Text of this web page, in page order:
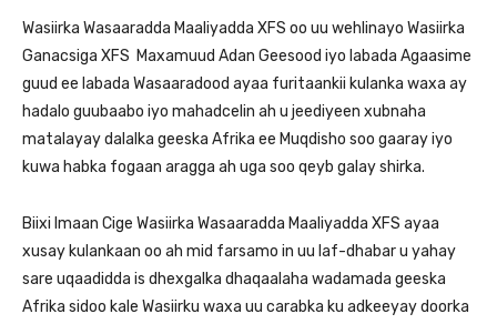
Wasiirka Wasaaradda Maaliyadda XFS oo uu wehlinayo Wasiirka
Ganacsiga XFS Maxamuud Adan Geesood iyo labada Agaasime
guud ee labada Wasaaradood ayaa furitaankii kulanka waxa ay
hadalo guubaabo iyo mahadcelin ah u jeediyeen xubnaha
matalayay dalalka geeska Afrika ee Muqdisho soo gaaray iyo
kuwa habka fogaan aragga ah uga soo qeyb galay shirka.
Biixi Imaan Cige Wasiirka Wasaaradda Maaliyadda XFS ayaa
xusay kulankaan oo ah mid farsamo in uu laf-dhabar u yahay
sare uqaadidda is dhexgalka dhaqaalaha wadamada geeska
Afrika sidoo kale Wasiirku waxa uu carabka ku adkeeyay doorka